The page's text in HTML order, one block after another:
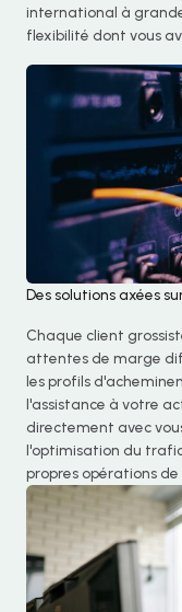
international à
flexibilité dont vous
Des solutions axées
Chaque client
attentes de marge
les profils
l'assistance à votre
directement avec
l'optimisation du
propres opérations